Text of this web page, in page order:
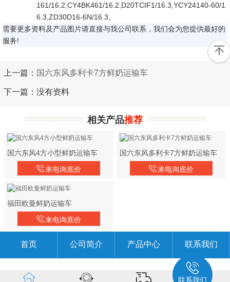
161/16.2,CY4BK461/16.2,D20TCIF1/16.3,YCY24140-60/1
6.3,ZD30D16-6N/16.3。
需要更多资料及产品图片请直接与我公司联系，我们会为您提供最好的
服务!
上一篇： 国六东风多利卡7方鲜奶运输车
下一篇：没有资料
相关产品推荐
国六东风4方小型鲜奶运输车
来电询底价
国六东风多利卡7方鲜奶运输车
来电询底价
福田欧曼鲜奶运输车
来电询底价
首页 公司简介 产品中心 联系我们
联系我们